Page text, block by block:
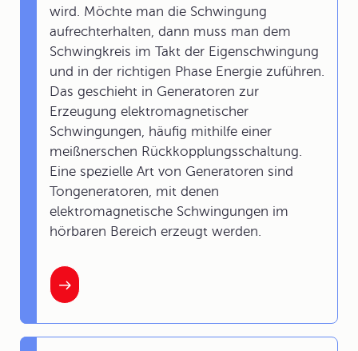
wird. Möchte man die Schwingung
aufrechterhalten, dann muss man dem
Schwingkreis im Takt der Eigenschwingung
und in der richtigen Phase Energie zuführen.
Das geschieht in Generatoren zur
Erzeugung elektromagnetischer
Schwingungen, häufig mithilfe einer
meißnerschen Rückkopplungsschaltung.
Eine spezielle Art von Generatoren sind
Tongeneratoren, mit denen
elektromagnetische Schwingungen im
hörbaren Bereich erzeugt werden.